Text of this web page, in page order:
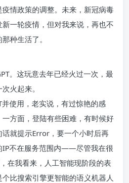
情政策的调整。未来，新冠病毒
一轮疫情，但对我来说，再也不
种生活了。
。这玩意去年已经火过一次，最
火起来。
使用，老实说，有过惊艳的感
方面，登陆有些困难，有时候好
就提示Error，要一个小时后再
IP不在服务范围内——尽管我在很
在我看来，人工智能现阶段的表
比搜索引擎更智能的语义机器人